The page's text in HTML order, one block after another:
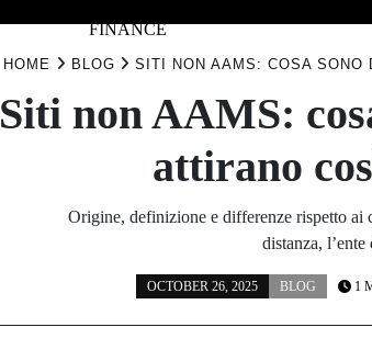
FINANCE
HOME BLOG SITI NON AAMS: COSA SONO
Siti non AAMS:
attirano
Origine, definizione e differenze rispetto
distanza,
OCTOBER 26, 2025 BLOG 1